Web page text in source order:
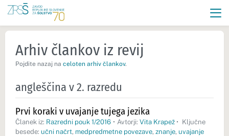
Arhiv člankov iz revij
Pojdite nazaj na celoten arhiv člankov.
angleščina v 2. razredu
Prvi koraki v uvajanje tujega jezika
Članek iz: Razredni pouk 1/2016 • Avtorji: Vita Krapež • Ključne
besede: učni načrt, medpredmetne povezave, znanje, uvajanje